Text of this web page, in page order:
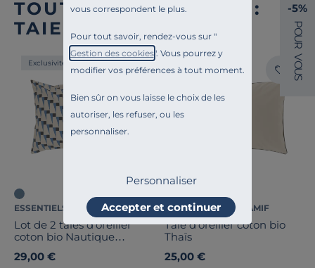
vous correspondent le plus.
Pour tout savoir, rendez-vous sur "
Gestion des cookies". Vous pourrez y
modifier vos préférences à tout moment.
Bien sûr on vous laisse le choix de les
autoriser, les refuser, ou les
personnaliser.
Personnaliser
Accepter et continuer
TOUTE NOTRE OFFRE :
TAIES D'OREILLER
Exclusivité
ESSENTIELS PAR CAMIF
Lot de 2 taies d'oreiller
coton bio Nautique
29,00 €
ESSENTIELS PAR CAMIF
Taie d'oreiller coton bio
Thaïs
25,00 €
-5%
P
O
U
R
V
O
U
S